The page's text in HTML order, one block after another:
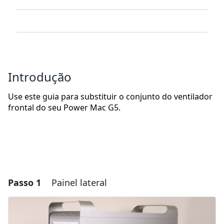
Introdução
Use este guia para substituir o conjunto do ventilador
frontal do seu Power Mac G5.
Passo 1 Painel lateral